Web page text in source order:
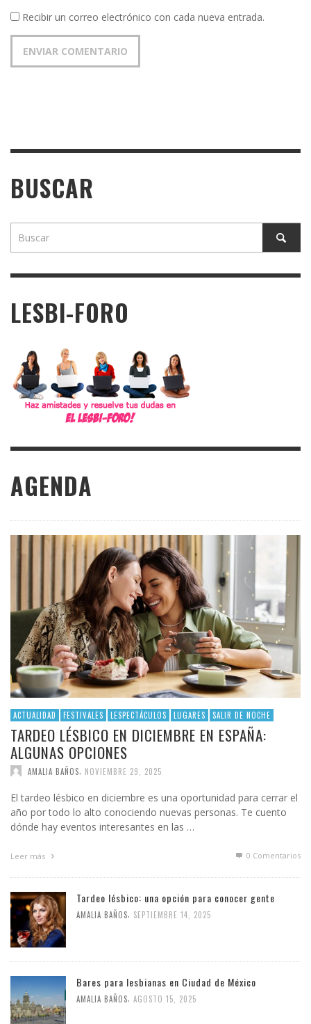
Recibir un correo electrónico con cada nueva entrada.
BUSCAR
LESBI-FORO
AGENDA
ACTUALIDAD FESTIVALES LESPECTÁCULOS LUGARES SALIR DE NOCHE
TARDEO LÉSBICO EN DICIEMBRE EN ESPAÑA:
ALGUNAS OPCIONES
AMALIA BAÑOS NOVIEMBRE 29, 2025
El tardeo lésbico en diciembre es una oportunidad para cerrar el
año por todo lo alto conociendo nuevas personas. Te cuento
dónde hay eventos interesantes en las …
Leer más 0 Comentarios
Tardeo lésbico: una opción para conocer gente
AMALIA BAÑOS, SEPTIEMBRE 14, 2025
Bares para lesbianas en Ciudad de México
AMALIA BAÑOS, AGOSTO 15, 2025